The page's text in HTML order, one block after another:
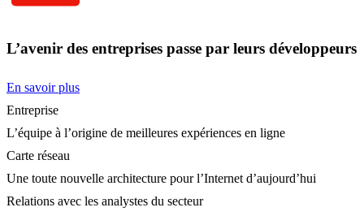
L’avenir des entreprises passe par leurs développeurs
En savoir plus
Entreprise
L’équipe à l’origine de meilleures expériences en ligne
Carte réseau
Une toute nouvelle architecture pour l’Internet d’aujourd’hui
Relations avec les analystes du secteur